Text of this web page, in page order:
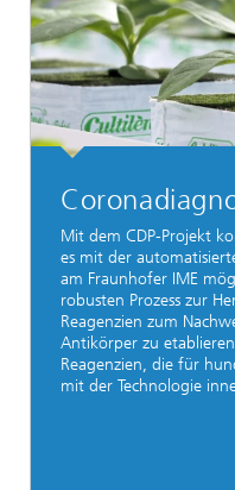
Mit dem CDP-Projekt
es mit der
am Fraunhofer IME
robusten Prozess zur
Reagenzien zum
Antikörper zu
Reagenzien, die für
mit der Technologie